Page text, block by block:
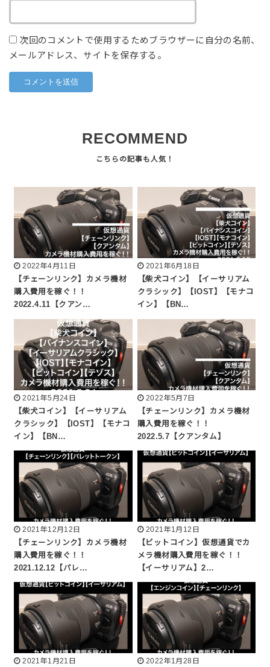
次回のコメントで使用するためブラウザーに自分の名前、
メールアドレス、サイトを保存する。
RECOMMEND
2022年4月11日
【チェーンリンク】カメラ機材
購入費用を稼ぐ！！
2022.4.11【クアン…
2021年6月18日
【柴犬コイン】【イーサリアム
クラシック】【IOST】【モナコ
イン】【BN…
2021年5月24日
【柴犬コイン】【イーサリアム
クラシック】【IOST】【モナコ
イン】【BN…
2022年5月7日
【チェーンリンク】カメラ機材
購入費用を稼ぐ！！
2022.5.7【クアンタム】
2021年12月12日
【チェーンリンク】カメラ機材
購入費用を稼ぐ！！
2021.12.12【パレ…
2021年1月12日
【ビットコイン】仮想通貨でカ
メラ機材購入費用を稼ぐ！！
【イーサリアム】2…
2021年1月21日 2022年1月28日